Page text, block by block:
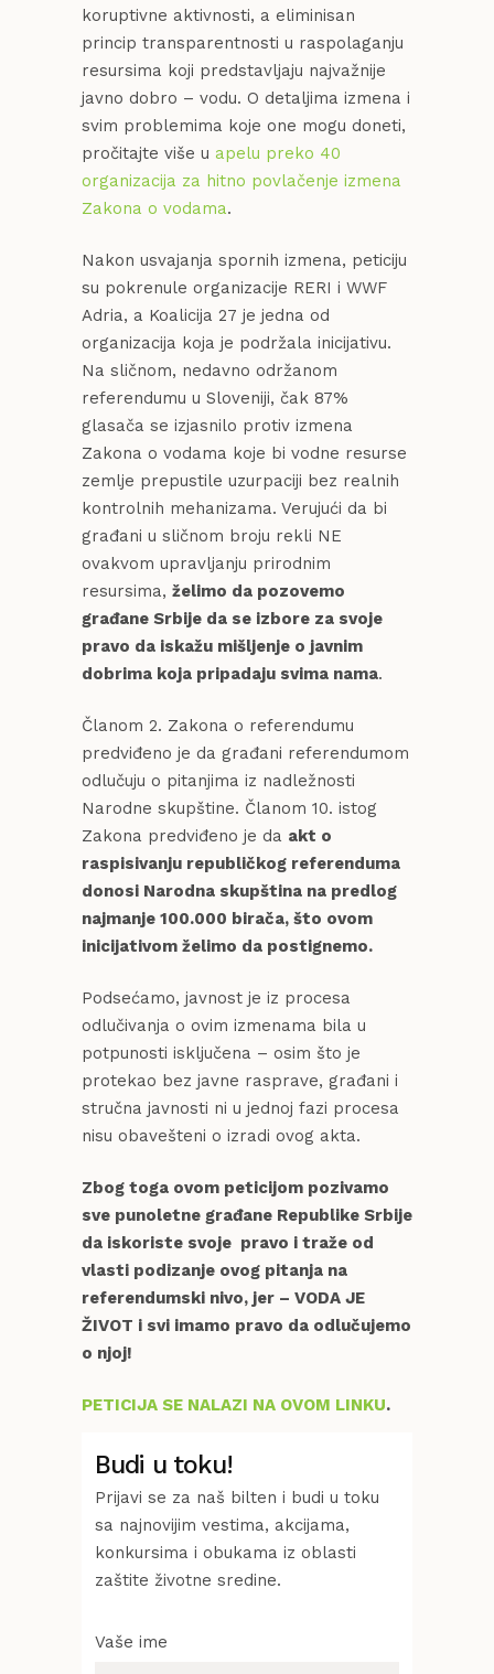
koruptivne aktivnosti, a eliminisan
princip transparentnosti u raspolaganju
resursima koji predstavljaju najvažnije
javno dobro – vodu. O detaljima izmena i
svim problemima koje one mogu doneti,
pročitajte više u apelu preko 40
organizacija za hitno povlačenje izmena
Zakona o vodama.
Nakon usvajanja spornih izmena, peticiju
su pokrenule organizacije RERI i WWF
Adria, a Koalicija 27 je jedna od
organizacija koja je podržala inicijativu.
Na sličnom, nedavno održanom
referendumu u Sloveniji, čak 87%
glasača se izjasnilo protiv izmena
Zakona o vodama koje bi vodne resurse
zemlje prepustile uzurpaciji bez realnih
kontrolnih mehanizama. Verujući da bi
građani u sličnom broju rekli NE
ovakvom upravljanju prirodnim
resursima, želimo da pozovemo
građane Srbije da se izbore za svoje
pravo da iskažu mišljenje o javnim
dobrima koja pripadaju svima nama.
Članom 2. Zakona o referendumu
predviđeno je da građani referendumom
odlučuju o pitanjima iz nadležnosti
Narodne skupštine. Članom 10. istog
Zakona predviđeno je da akt o
raspisivanju republičkog referenduma
donosi Narodna skupština na predlog
najmanje 100.000 birača, što ovom
inicijativom želimo da postignemo.
Podsećamo, javnost je iz procesa
odlučivanja o ovim izmenama bila u
potpunosti isključena – osim što je
protekao bez javne rasprave, građani i
stručna javnosti ni u jednoj fazi procesa
nisu obavešteni o izradi ovog akta.
Zbog toga ovom peticijom pozivamo
sve punoletne građane Republike Srbije
da iskoriste svoje pravo i traže od
vlasti podizanje ovog pitanja na
referendumski nivo, jer – VODA JE
ŽIVOT i svi imamo pravo da odlučujemo
o njoj!
PETICIJA SE NALAZI NA OVOM LINKU.
Budi u toku!
Prijavi se za naš bilten i budi u toku
sa najnovijim vestima, akcijama,
konkursima i obukama iz oblasti
zaštite životne sredine.
Vaše ime